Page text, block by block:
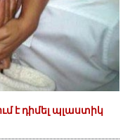
է դիմել պլաստիկ